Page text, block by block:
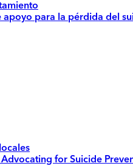
apoyo para la pérdida del
for Suicide